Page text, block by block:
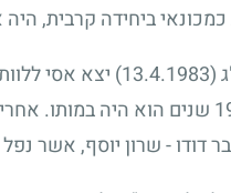
ביחידה קרבית,
(13.4.1983)
יצא אסי
שנים הוא היה במותו.
דודו-שרון יוסף, אשר